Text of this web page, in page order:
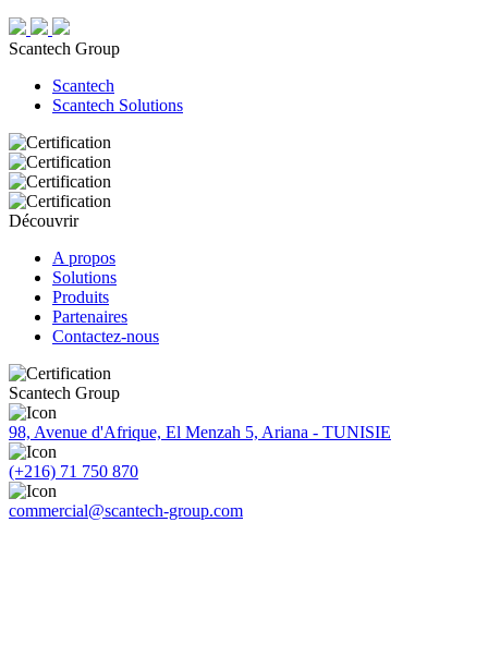
Scantech Group
Scantech
Scantech Solutions
Découvrir
A propos
Solutions
Produits
Partenaires
Contactez-nous
Scantech Group
98, Avenue d'Afrique, El Menzah 5, Ariana - TUNISIE
(+216) 71 750 870
commercial@scantech-group.com